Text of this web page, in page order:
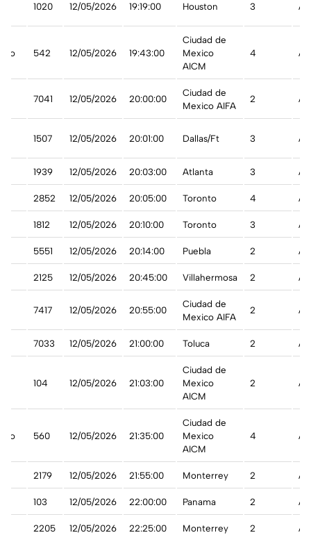
1020 12/05/2026 19:19:00 Houston 3 A
542 12/05/2026 19:43:00
Ciudad de
Mexico
AICM
4 A
7041 12/05/2026 20:00:00
Ciudad de
Mexico AIFA
2 A
1507 12/05/2026 20:01:00 Dallas/Ft 3 A
1939 12/05/2026 20:03:00 Atlanta 3 A
2852 12/05/2026 20:05:00 Toronto 4 A
1812 12/05/2026 20:10:00 Toronto 3 A
5551 12/05/2026 20:14:00 Puebla 2 A
2125 12/05/2026 20:45:00 Villahermosa 2 A
7417 12/05/2026 20:55:00
Ciudad de
Mexico AIFA
2 A
7033 12/05/2026 21:00:00 Toluca 2 A
104 12/05/2026 21:03:00
Ciudad de
Mexico
AICM
2 A
560 12/05/2026 21:35:00
Ciudad de
Mexico
AICM
4 A
2179 12/05/2026 21:55:00 Monterrey 2 A
103 12/05/2026 22:00:00 Panama 2 A
2205 12/05/2026 22:25:00 Monterrey 2 A